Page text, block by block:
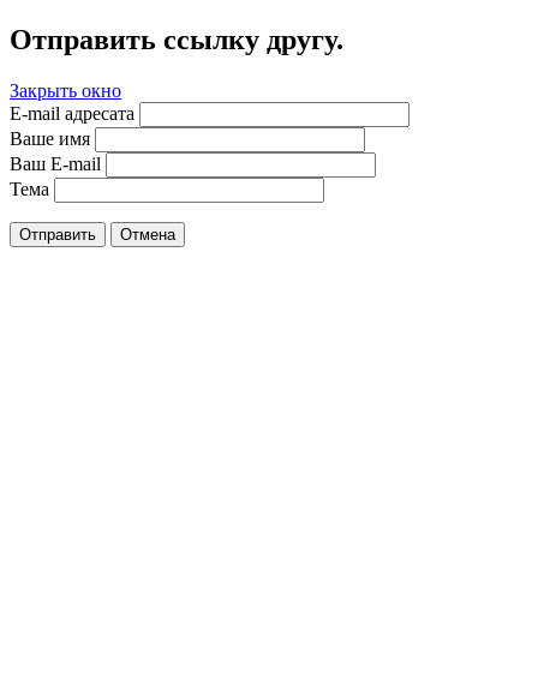
Отправить ссылку другу.
Закрыть окно
E-mail адресата
Ваше имя
Ваш E-mail
Тема
Отправить Отмена